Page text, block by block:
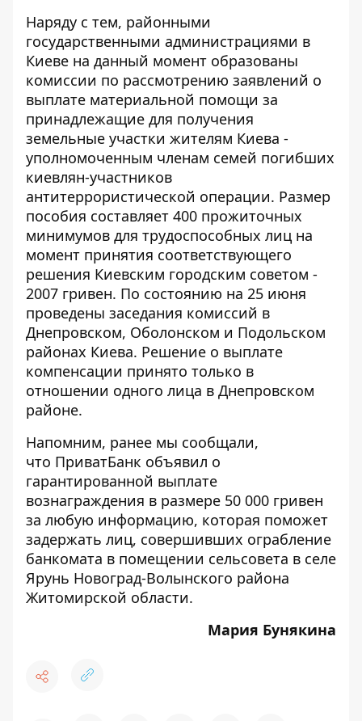
Наряду с тем, районными
государственными администрациями в
Киеве на данный момент образованы
комиссии по рассмотрению заявлений о
выплате материальной помощи за
принадлежащие для получения
земельные участки жителям Киева -
уполномоченным членам семей погибших
киевлян-участников
антитеррористической операции. Размер
пособия составляет 400 прожиточных
минимумов для трудоспособных лиц на
момент принятия соответствующего
решения Киевским городским советом -
2007 гривен. По состоянию на 25 июня
проведены заседания комиссий в
Днепровском, Оболонском и Подольском
районах Киева. Решение о выплате
компенсации принято только в
отношении одного лица в Днепровском
районе.
Напомним, ранее мы сообщали,
что ПриватБанк объявил о
гарантированной выплате
вознаграждения в размере 50 000 гривен
за любую информацию, которая поможет
задержать лиц, совершивших ограбление
банкомата в помещении сельсовета в селе
Ярунь Новоград-Волынского района
Житомирской области.
Мария Бунякина